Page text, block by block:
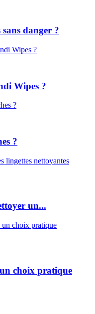
sans danger ?
Wipes ?
?
un...
un choix pratique